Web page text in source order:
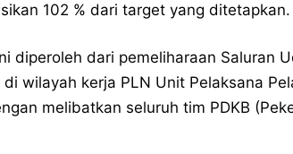
102 % dari target yang ditetapkan.
diperoleh dari pemeliharaan Saluran
wilayah kerja PLN Unit Pelaksana
melibatkan seluruh tim PDKB